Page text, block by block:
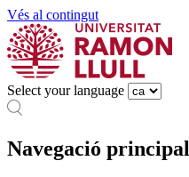
Vés al contingut
Select your language
Navegació principal